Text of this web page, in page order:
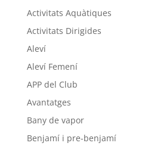
Activitats Aquàtiques
Activitats Dirigides
Aleví
Aleví Femení
APP del Club
Avantatges
Bany de vapor
Benjamí i pre-benjamí